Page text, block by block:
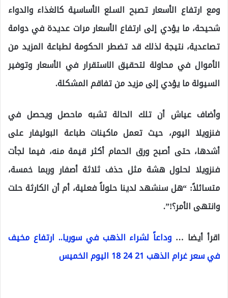
ومع ارتفاع الأسعار تصبح السلع الأساسية كالغذاء والدواء
شحيحة، ما يؤدي إلى ارتفاع الأسعار مرات عديدة في دوامة
تصاعدية، نتيجة لذلك قد تضطر الحكومة لطباعة المزيد من
الأموال في محاولة لتحقيق الاستقرار في الأسعار وتوفير
السيولة ما يؤدي إلى مزيد من تفاقم المشكلة.
وأضاف عياش أن تلك الحالة تشبه ماحصل ويحصل في
فنزويلا اليوم، حيث تعمل ماكينات طباعة البوليفار على
أشدها، حتى أصبح ورق الحمام أكثر قيمة منه، فيما لجأت
فنزويلا لحلول هشة مثل حذف ثلاثة أصفار وربما خمسة،
متسائلاً: “هل سنشهد لدينا حلولاً فعلية، أم أن الكارثة حلت
وانتهى الأمر؟!”.
اقرأ أيضا … وداعاً لشراء الذهب في سوريا.. ارتفاع مخيف
في سعر غرام الذهب 21 24 18 اليوم الخميس